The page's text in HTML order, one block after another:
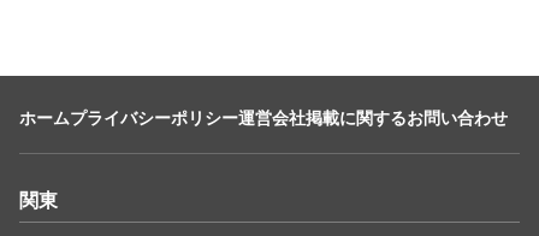
ホームプライバシーポリシー運営会社掲載に関するお問い合わせ
関東